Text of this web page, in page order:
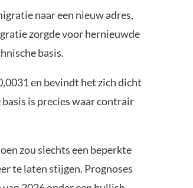
naar een nieuw adres,
zorgde voor hernieuwde
basis.
en bevindt het zich dicht
is precies waar contrair
zou slechts een beperkte
te laten stijgen. Prognoses